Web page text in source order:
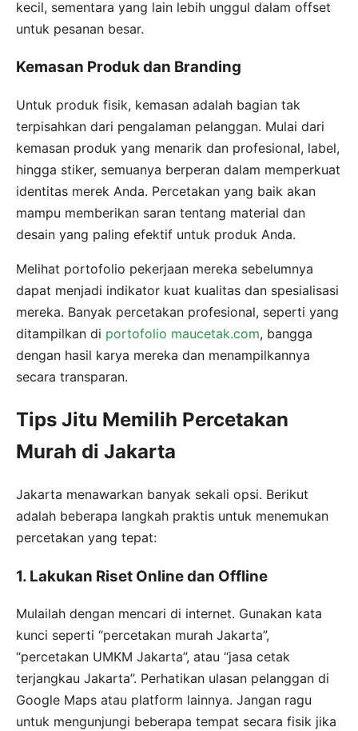
kecil, sementara yang lain lebih unggul dalam offset
untuk pesanan besar.
Kemasan Produk dan Branding
Untuk produk fisik, kemasan adalah bagian tak
terpisahkan dari pengalaman pelanggan. Mulai dari
kemasan produk yang menarik dan profesional, label,
hingga stiker, semuanya berperan dalam memperkuat
identitas merek Anda. Percetakan yang baik akan
mampu memberikan saran tentang material dan
desain yang paling efektif untuk produk Anda.
Melihat portofolio pekerjaan mereka sebelumnya
dapat menjadi indikator kuat kualitas dan spesialisasi
mereka. Banyak percetakan profesional, seperti yang
ditampilkan di portofolio maucetak.com, bangga
dengan hasil karya mereka dan menampilkannya
secara transparan.
Tips Jitu Memilih Percetakan
Murah di Jakarta
Jakarta menawarkan banyak sekali opsi. Berikut
adalah beberapa langkah praktis untuk menemukan
percetakan yang tepat:
1. Lakukan Riset Online dan Offline
Mulailah dengan mencari di internet. Gunakan kata
kunci seperti “percetakan murah Jakarta”,
“percetakan UMKM Jakarta”, atau “jasa cetak
terjangkau Jakarta”. Perhatikan ulasan pelanggan di
Google Maps atau platform lainnya. Jangan ragu
untuk mengunjungi beberapa tempat secara fisik jika